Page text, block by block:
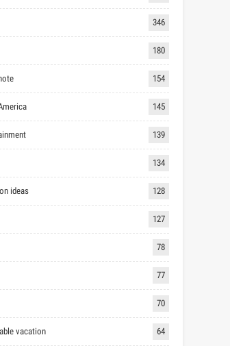
346
180
154
145
139
134
ideas 128
127
78
77
70
vacation 64